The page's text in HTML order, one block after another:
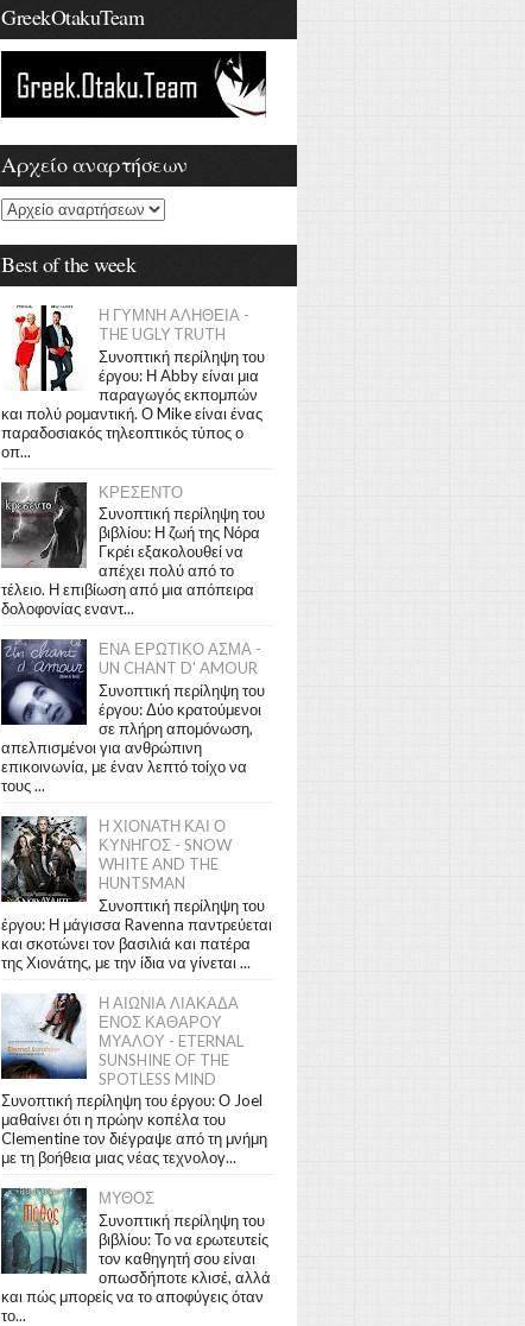
GreekOtakuTeam
Αρχείο αναρτήσεων
Best of the week
Η ΓΥΜΝΗ ΑΛΗΘΕΙΑ -
THE UGLY TRUTH
Συνοπτική περίληψη του
έργου: Η Abby είναι μια
παραγωγός εκπομπών
και πολύ ρομαντική. Ο Mike είναι ένας
παραδοσιακός τηλεοπτικός τύπος ο
οπ...
ΚΡΕΣΕΝΤΟ
Συνοπτική περίληψη του
βιβλίου: Η ζωή της Νόρα
Γκρέι εξακολουθεί να
απέχει πολύ από το
τέλειο. Η επιβίωση από μια απόπειρα
δολοφονίας εναντ...
ΕΝΑ ΕΡΩΤΙΚΟ ΑΣΜΑ -
UN CHANT D' AMOUR
Συνοπτική περίληψη του
έργου: Δύο κρατούμενοι
σε πλήρη απομόνωση,
απελπισμένοι για ανθρώπινη
επικοινωνία, με έναν λεπτό τοίχο να
τους ...
Η ΧΙΟΝΑΤΗ ΚΑΙ Ο
ΚΥΝΗΓΟΣ - SNOW
WHITE AND THE
HUNTSMAN
Συνοπτική περίληψη του
έργου: Η μάγισσα Ravenna παντρεύεται
και σκοτώνει τον βασιλιά και πατέρα
της Χιονάτης, με την ίδια να γίνεται ...
Η ΑΙΩΝΙΑ ΛΙΑΚΑΔΑ
ΕΝΟΣ ΚΑΘΑΡΟΥ
ΜΥΑΛΟΥ - ETERNAL
SUNSHINE OF THE
SPOTLESS MIND
Συνοπτική περίληψη του έργου: Ο Joel
μαθαίνει ότι η πρώην κοπέλα του
Clementine τον διέγραψε από τη μνήμη
με τη βοήθεια μιας νέας τεχνολογ...
ΜΥΘΟΣ
Συνοπτική περίληψη του
βιβλίου: Το να ερωτευτείς
τον καθηγητή σου είναι
οπωσδήποτε κλισέ, αλλά
και πώς μπορείς να το αποφύγεις όταν
το...